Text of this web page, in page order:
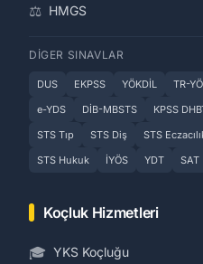
⚖️ HMGS
DIGER SINAVLAR
DUS EKPSS YÖKDİL TR-
e-YDS
DİB-MBSTS KPSS
STS Tıp
STS Diş STS
STS Hukuk
İYÖS YDT SAT
Koçluk Hizmetleri
🎓 YKS Koçluğu